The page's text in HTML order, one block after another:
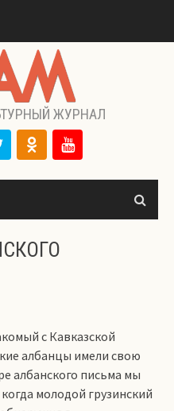
ЖУРНАЛ
с Кавказской
албанцы имели свою
албанского письма мы
молодой грузинский